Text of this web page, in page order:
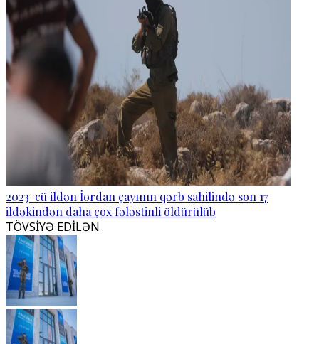
2023-cü ildən İordan çayının qərb sahilində son 17
ildəkindən daha çox fələstinli öldürülüb
TÖVSİYƏ EDİLƏN